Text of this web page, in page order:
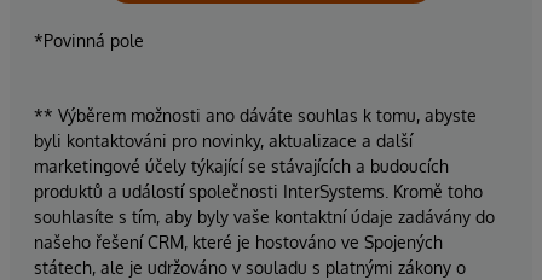
*Povinná pole
** Výběrem možnosti ano dáváte souhlas k tomu, abyste
byli kontaktováni pro novinky, aktualizace a další
marketingové účely týkající se stávajících a budoucích
produktů a událostí společnosti InterSystems. Kromě toho
souhlasíte s tím, aby byly vaše kontaktní údaje zadávány do
našeho řešení CRM, které je hostováno ve Spojených
státech, ale je udržováno v souladu s platnými zákony o